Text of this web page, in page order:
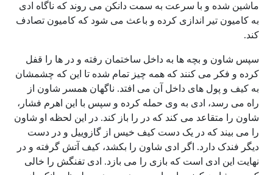
ماشین شده و با سرعت به سمت دانکن می روند که ناگاه ادی
به کامیون تیر اندازی کرده و باعث می شود که کامیون تصادف
کند.
سپس شاون و بچه ها به داخل ساختمان رفته و در ها را قفل
کرده و فکر می کنند که همه چیز تمام شده تا این که چشمشان
به کیف و پول های داخل آن می افتد. ناگهان همسر شاون از
راه می رسد، ادی به وی حمله کرده و سپس با این اهرم فشار،
شاون را متقاعد می کند که در را باز کند. در این لحظه او شاون
را می بیند که در یک دست کیف خیس از گازوییل و در دست
دیگر فندک دارد. اگر ادی شاون را بکشد، کیف آتش گرفته و در
نهایت این ادی است که بازی را می بازد. ادی تفنگش را خالی